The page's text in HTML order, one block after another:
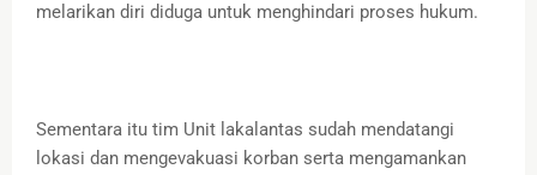
melarikan diri diduga untuk menghindari proses hukum.
Sementara itu tim Unit lakalantas sudah mendatangi
lokasi dan mengevakuasi korban serta mengamankan